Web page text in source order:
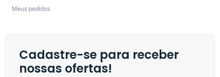
Meus pedidos
Cadastre-se para receber
nossas ofertas!